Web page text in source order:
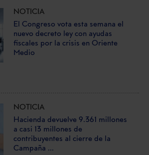
NOTICIA
El Congreso vota esta semana el
nuevo decreto ley con ayudas
fiscales por la crisis en Oriente
Medio
NOTICIA
Hacienda devuelve 9.361 millones
a casi 13 millones de
contribuyentes al cierre de la
Campaña ...